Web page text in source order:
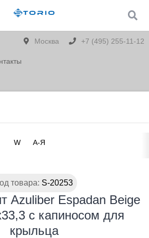
Москва +7 (495) 255-11-12
W А-Я
товара: S-20253
Azuliber Espadan Beige
с капиносом для
крыльца